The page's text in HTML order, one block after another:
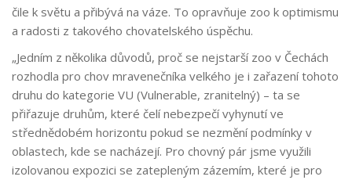
čile k světu a přibývá na váze. To opravňuje zoo k optimismu
a radosti z takového chovatelského úspěchu.
„Jedním z několika důvodů, proč se nejstarší zoo v Čechách
rozhodla pro chov mravenečníka velkého je i zařazení tohoto
druhu do kategorie VU (Vulnerable, zranitelný) – ta se
přiřazuje druhům, které čelí nebezpečí vyhynutí ve
střednědobém horizontu pokud se nezmění podmínky v
oblastech, kde se nacházejí. Pro chovný pár jsme využili
izolovanou expozici se zatepleným zázemím, které je pro